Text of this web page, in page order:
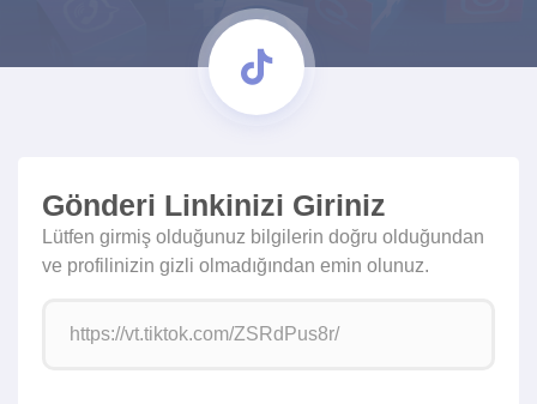
Gönderi Linkinizi Giriniz
Lütfen girmiş olduğunuz bilgilerin doğru olduğundan
ve profilinizin gizli olmadığından emin olunuz.